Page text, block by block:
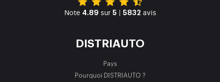
Note 4.89 sur 5 | 5832 avis
DISTRIAUTO
Pays
Pourquoi DISTRIAUTO ?